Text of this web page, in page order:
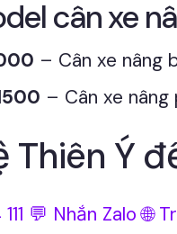
cân xe
– Cân xe nâng
– Cân xe
Thiên Ý
💬 Nhắn Zalo🌐